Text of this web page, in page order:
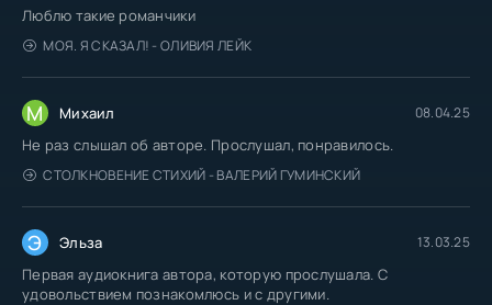
Люблю такие романчики
МОЯ. Я СКАЗАЛ! - ОЛИВИЯ ЛЕЙК
М Михаил 08.04.25
Не раз слышал об авторе. Прослушал, понравилось.
СТОЛКНОВЕНИЕ СТИХИЙ - ВАЛЕРИЙ ГУМИНСКИЙ
Э Эльза 13.03.25
Первая аудиокнига автора, которую прослушала. С
удовольствием познакомлюсь и с другими.
Бах
Бах
Бах
Бах
Бах
Бах
Бах